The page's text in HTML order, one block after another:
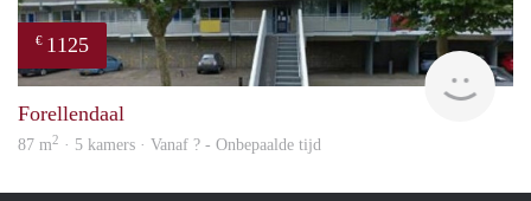
€ 1125
Forellendaal
87 m2 · 5 kamers · Vanaf ? - Onbepaalde tijd